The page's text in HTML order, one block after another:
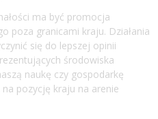
ma być promocja
poza granicami kraju. Działania
się do lepszej opinii
środowiska
naukę czy gospodarkę
pozycję kraju na arenie